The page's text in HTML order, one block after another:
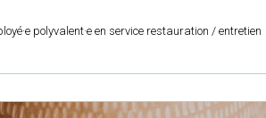
polyvalent·e en service restauration / entretien